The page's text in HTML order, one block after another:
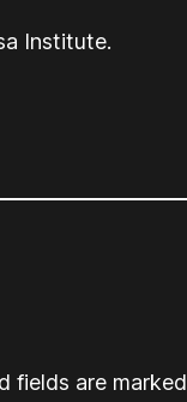
Institute.
fields are marked